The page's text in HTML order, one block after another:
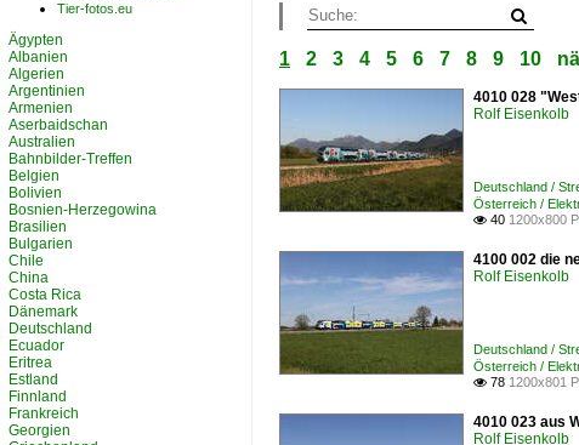
Deutschland
Schweiz
Alle Jahre
2020
1 2 3 4 5 6 7 8 9 10
4010 028
Rolf Eisenkolb
Deutschland /
Österreich /
 40 1200x800
4100 002 die
Rolf Eisenkolb
Deutschland /
Österreich /
 78 1200x801
4010 023 aus
Rolf Eisenkolb
Tier-fotos.eu
Ägypten
Albanien
Algerien
Argentinien
Armenien
Aserbaidschan
Australien
Bahnbilder-Treffen
Belgien
Bolivien
Bosnien-Herzegowina
Brasilien
Bulgarien
Chile
China
Costa Rica
Dänemark
Deutschland
Ecuador
Eritrea
Estland
Finnland
Frankreich
Georgien